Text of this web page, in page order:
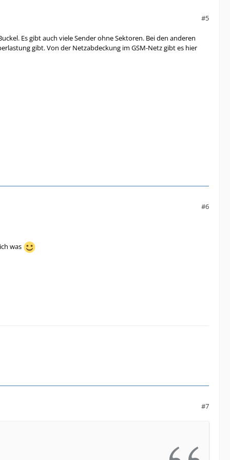
#5
Es gibt auch viele Sender ohne Sektoren. Bei den anderen
gibt. Von der Netzabdeckung im GSM-Netz gibt es hier
#6
was
#7